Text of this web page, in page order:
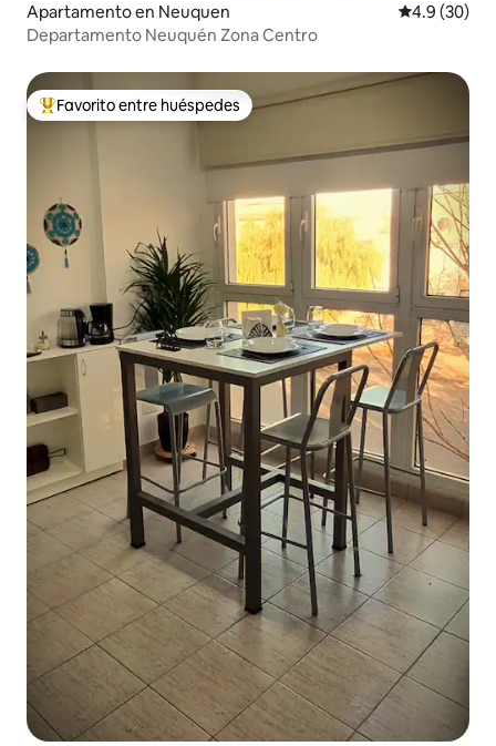
Apartamento en Neuquen Calificación
4.9 (30)
Departamento Neuquén Zona Centro
Favorito entre huéspedes preferido
Favorito entre huéspedes